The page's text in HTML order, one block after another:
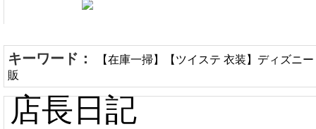
キーワード：
【在庫一掃】【ツイステ 衣装】ディズニ
販
店長日記